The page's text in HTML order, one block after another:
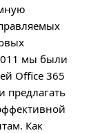
мы были
Office 365
предлагать
Как